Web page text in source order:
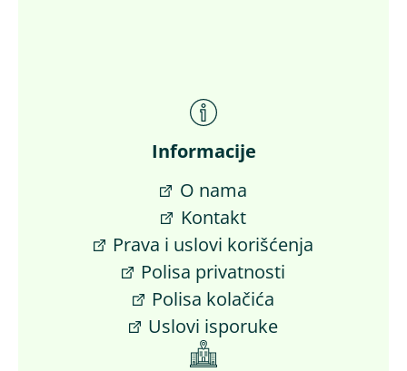
Informacije
O nama
Kontakt
Prava i uslovi korišćenja
Polisa privatnosti
Polisa kolačića
Uslovi isporuke